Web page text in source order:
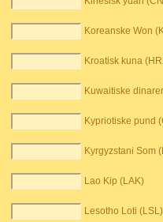
Koreanske Won
Kroatisk kuna
Kuwaitiske
Kypriotiske pund
Kyrgyzstani Som
Lao Kip (LAK)
Lesotho Loti (LSL)